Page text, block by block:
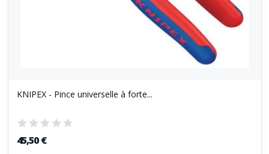
KNIPEX - Pince universelle à forte...
45,50 €